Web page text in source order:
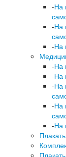
-На
-На
-На
-На
-На
-На
-На
-На